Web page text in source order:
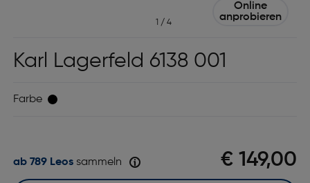
1 / 4
Online
anprobieren
Karl Lagerfeld 6138 001
Farbe
€ 149,00
ab 789 Leossammeln